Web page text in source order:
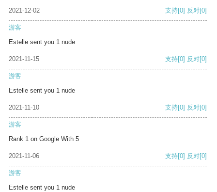
2021-12-02 支持[0] 反对[0]
游客
Estelle sent you 1 nude
2021-11-15 支持[0] 反对[0]
游客
Estelle sent you 1 nude
2021-11-10 支持[0] 反对[0]
游客
Rank 1 on Google With 5
2021-11-06 支持[0] 反对[0]
游客
Estelle sent you 1 nude